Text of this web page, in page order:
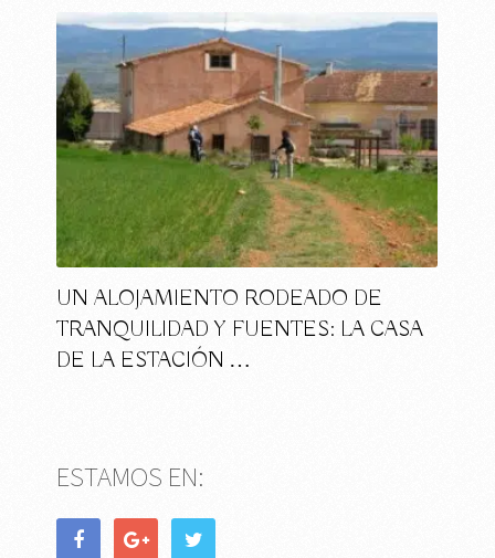
UN ALOJAMIENTO RODEADO DE
TRANQUILIDAD Y FUENTES: LA CASA
DE LA ESTACIÓN …
ESTAMOS EN: